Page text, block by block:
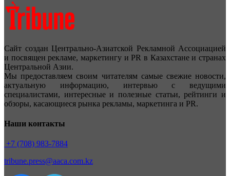
Сайт создан Центрально-Азиатской Рекламной Ассоциацией
и посвящен рекламе, маркетингу и PR в Казахстане и странах
Центральной Азии.
Мы предоставляем своим читателям самые свежие новости,
актуальную информацию, интервью с ведущими
специалистами, интересные и полезные статьи, рейтинги и
обзоры, касающиеся рынка рекламы, маркетинга и PR.
Наши контакты
+7 (708) 983-7884
tribune.press@aaca.com.kz